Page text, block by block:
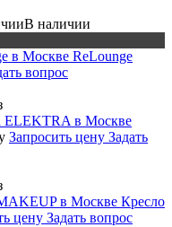
В наличии
ReLounge
вопрос
Запросить цену Задать
Кресло
цену Задать вопрос